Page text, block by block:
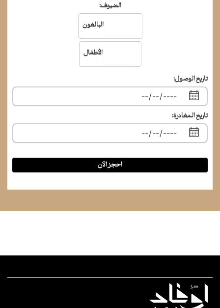
الضيوف:
البالغون
الأطفال
تاريخ الوصول:
تاريخ المغادرة:
احجز الآن